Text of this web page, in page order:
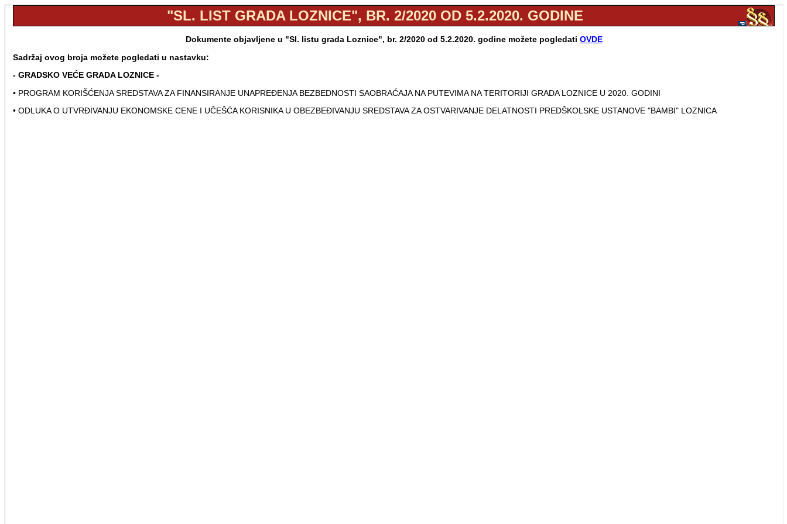
"SL. LIST GRADA LOZNICE", BR. 2/2020 OD 5.2.2020. GODINE
Dokumente objavljene u "Sl. listu grada Loznice", br. 2/2020 od 5.2.2020. godine možete pogledati OVDE
Sadržaj ovog broja možete pogledati u nastavku:
- GRADSKO VEĆE GRADA LOZNICE -
• PROGRAM KORIŠĆENJA SREDSTAVA ZA FINANSIRANJE UNAPREĐENJA BEZBEDNOSTI SAOBRAĆAJA NA PUTEVIMA NA TERITORIJI GRADA LOZNICE U 2020. GODINI
• ODLUKA O UTVRĐIVANJU EKONOMSKE CENE I UČEŠĆA KORISNIKA U OBEZBEĐIVANJU SREDSTAVA ZA OSTVARIVANJE DELATNOSTI PREDŠKOLSKE USTANOVE "BAMBI" LOZNICA